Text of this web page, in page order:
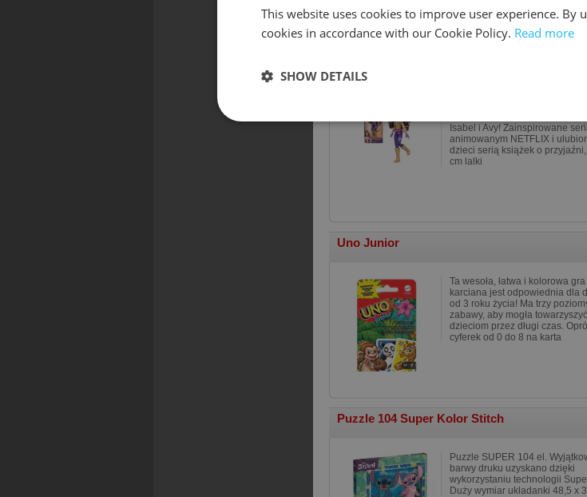
Isabel i Avy! Zainspirowane
animowanym NETFLIX i
dzieci serią książek o
cm lalki
Uno Junior
Ta wesoła, łatwa i kolorowa gra
karciana jest odpowiednia dla
od 3 roku życia! Ma trzy
zabawy, aby mogła towarzyszyć
dzieciom przez długi czas.
cyferek od 0 do 8 na karta
Puzzle 104 Super Kolor Stitch
Puzzle SUPER 104 el.
barwy druku uzyskano dzięki
wykorzystaniu technologii
Duży wymiar układanki 48,5 x
This website uses cookies to improve user experience. By
cookies in accordance with our Cookie Policy. Read more
SHOW DETAILS